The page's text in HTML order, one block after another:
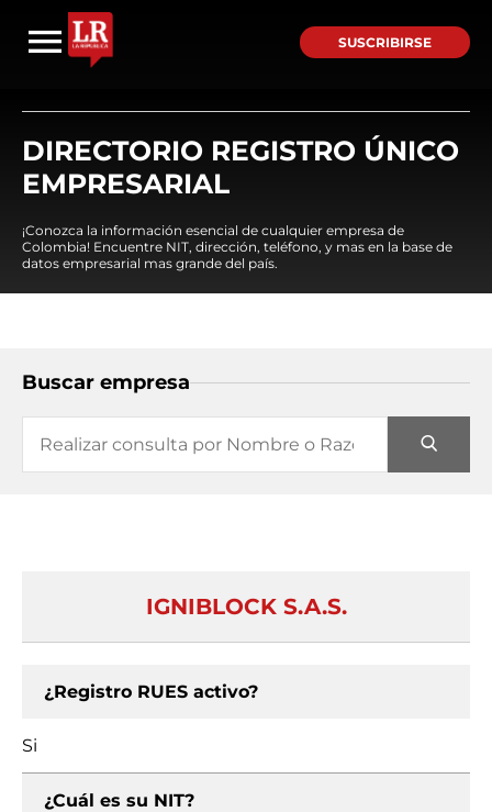
SUSCRIBIRSE
DIRECTORIO REGISTRO ÚNICO
EMPRESARIAL
¡Conozca la información esencial de cualquier empresa de
Colombia! Encuentre NIT, dirección, teléfono, y mas en la base de
datos empresarial mas grande del país.
Buscar empresa
IGNIBLOCK S.A.S.
¿Registro RUES activo?
Si
¿Cuál es su NIT?